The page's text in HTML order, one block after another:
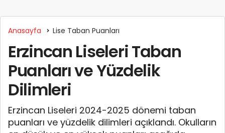
Anasayfa Lise Taban Puanları
Erzincan Liseleri Taban
Puanları ve Yüzdelik
Dilimleri
Erzincan Liseleri 2024-2025 dönemi taban
puanları ve yüzdelik dilimleri açıklandı. Okulların